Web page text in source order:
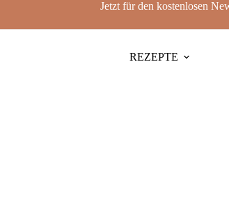
Jetzt für den kostenlosen
REZEPTE